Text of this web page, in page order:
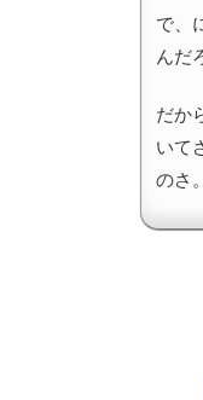
で、
んだ
だか
いて
のさ。